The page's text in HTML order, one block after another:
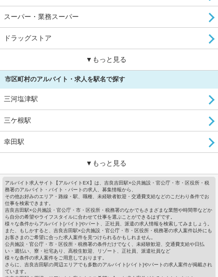
スーパー・業務スーパー
ドラッグストア
▼もっと見る
市区町村のアルバイト・求人を駅名で探す
三河塩津駅
三ケ根駅
幸田駅
▼もっと見る
アルバイト求人サイト【アルバイトEX】は、吉良吉田駅×公共施設・官公庁・市・区役所・税
務署のアルバイト・バイト・パートの求人、募集情報から、
その他お好みのエリア・路線・駅、職種、未経験者歓迎・交通費支給などのこだわり条件でお
仕事を検索できます。
吉良吉田駅×公共施設・官公庁・市・区役所・税務署のなかでもさまざまな業態や時間帯などか
ら自分の希望やライフスタイルに合わせて仕事を選ぶことができるはずです。
様々な条件からアルバイト[バイト]やパート、正社員、派遣の求人情報を検索してみましょう。
また、もしかすると、吉良吉田駅×公共施設・官公庁・市・区役所・税務署の求人案件以外にも
お客さまのご希望に合った求人案件を見つけられるかもしれません。
公共施設・官公庁・市・区役所・税務署の条件だけでなく、未経験歓迎、交通費支給や日払
い・週払い、寮・社宅あり、高校生歓迎、リゾート、正社員、派遣社員など
様々な条件の求人案件をご用意しております。
さらに、吉良吉田駅の周辺エリアでも多数のアルバイト[バイト]やパートの求人案件が掲載され
ています。